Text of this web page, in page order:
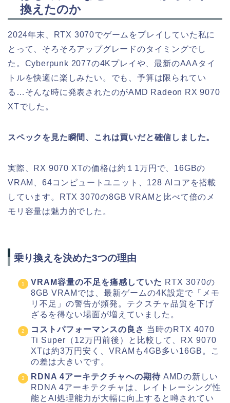
換えたのか
2024年末、RTX 3070でゲームをプレイしていた私に
とって、そろそろアップグレードのタイミングでし
た。Cyberpunk 2077の4Kプレイや、最新のAAAタイ
トルを快適に楽しみたい。でも、予算は限られてい
る…そんな時に発表されたのがAMD Radeon RX 9070
XTでした。
スペックを見た瞬間、これは買いだと確信しました。
実際、RX 9070 XTの価格は約１1万円で、16GBの
VRAM、64コンピュートユニット、128 AIコアを搭載
しています。RTX 3070の8GB VRAMと比べて倍のメ
モリ容量は魅力的でした。
乗り換えを決めた3つの理由
VRAM容量の不足を痛感していた RTX 3070の
8GB VRAMでは、最新ゲームの4K設定で「メモ
リ不足」の警告が頻発。テクスチャ品質を下げ
ざるを得ない場面が増えていました。
コストパフォーマンスの良さ 当時のRTX 4070
Ti Super（12万円前後）と比較して、RX 9070
XTは約3万円安く、VRAMも4GB多い16GB。こ
の差は大きいです。
RDNA 4アーキテクチャへの期待 AMDの新しい
RDNA 4アーキテクチャは、レイトレーシング性
能とAI処理能力が大幅に向上すると噂されてい